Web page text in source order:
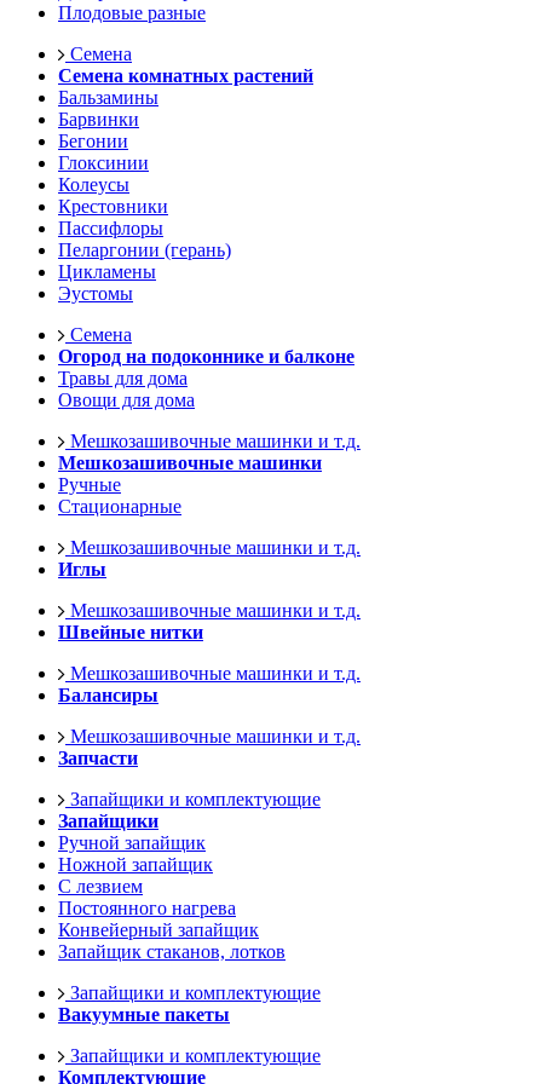
Плодовые разные
Семена
Семена комнатных растений
Бальзамины
Барвинки
Бегонии
Глоксинии
Колеусы
Крестовники
Пассифлоры
Пеларгонии (герань)
Цикламены
Эустомы
Семена
Огород на подоконнике и балконе
Травы для дома
Овощи для дома
Мешкозашивочные машинки и т.д.
Мешкозашивочные машинки
Ручные
Стационарные
Мешкозашивочные машинки и т.д.
Иглы
Мешкозашивочные машинки и т.д.
Швейные нитки
Мешкозашивочные машинки и т.д.
Балансиры
Мешкозашивочные машинки и т.д.
Запчасти
Запайщики и комплектующие
Запайщики
Ручной запайщик
Ножной запайщик
С лезвием
Постоянного нагрева
Конвейерный запайщик
Запайщик стаканов, лотков
Запайщики и комплектующие
Вакуумные пакеты
Запайщики и комплектующие
Комплектующие